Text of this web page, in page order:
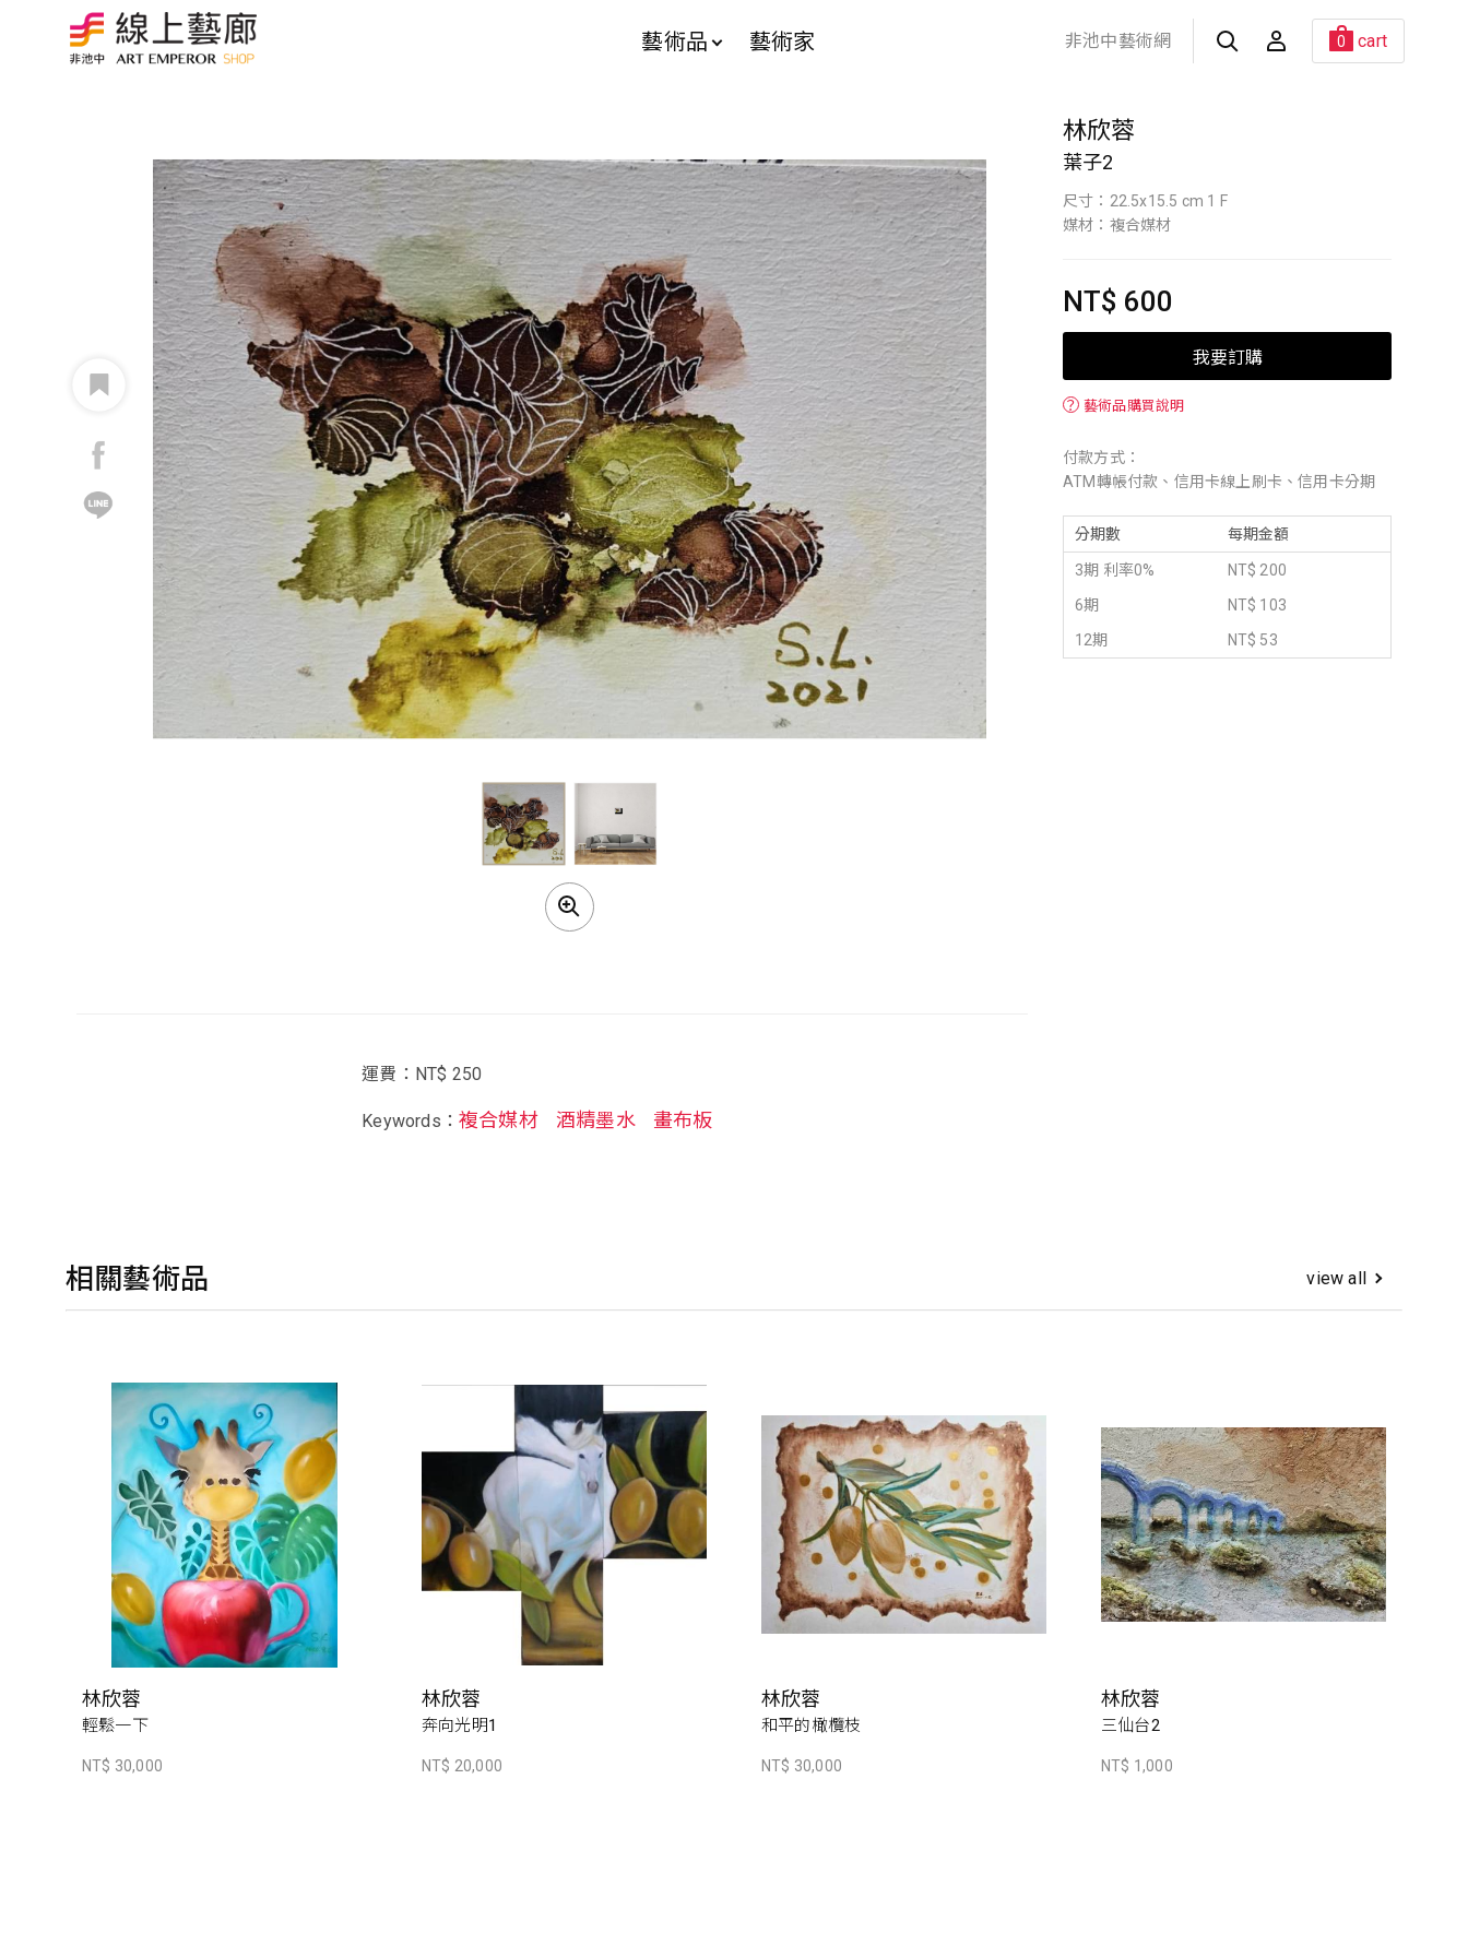
藝術品 藝術家 非池中藝術網 0 cart
林欣蓉
葉子2
尺寸：22.5x15.5 cm 1 F
媒材：複合媒材
NT$ 600
我要訂購
？ 藝術品購買說明
付款方式：
ATM轉帳付款、信用卡線上刷卡、信用卡分期
分期數 每期金額
3期 利率0%
NT$ 200
6期
NT$ 103
12期
NT$ 53
運費：NT$ 250
Keywords：複合媒材 酒精墨水 畫布板
相關藝術品 view all
林欣蓉
輕鬆一下
NT$ 30,000
林欣蓉
奔向光明1
NT$ 20,000
林欣蓉
和平的橄欖枝
NT$ 30,000
林欣蓉
三仙台2
NT$ 1,000